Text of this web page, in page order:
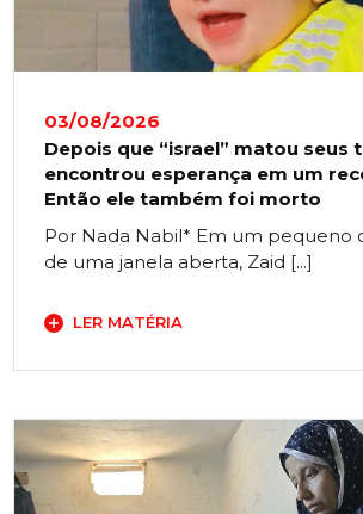
03/08/2026
Depois que “israel” matou seus
encontrou esperança em um
Então ele também foi morto
Por Nada Nabil* Em um pequeno
de uma janela aberta, Zaid [...]
LER MATÉRIA